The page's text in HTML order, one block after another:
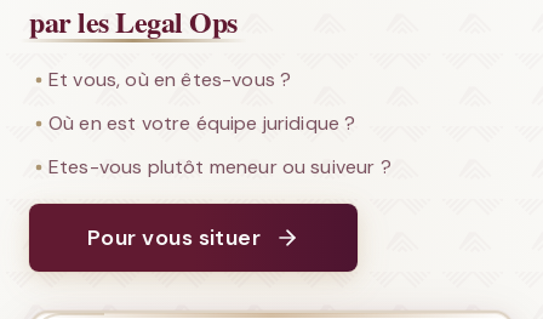
par les Legal Ops
Et vous, où en êtes-vous ?
Où en est votre équipe juridique ?
Etes-vous plutôt meneur ou suiveur ?
Pour vous situer